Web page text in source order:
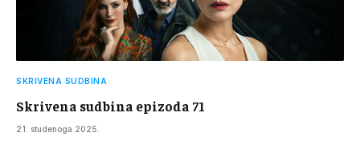
SKRIVENA SUDBINA
Skrivena sudbina epizoda 71
21. studenoga 2025.